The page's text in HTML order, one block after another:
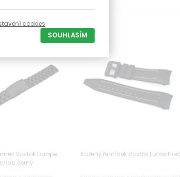
Vostok Europe
černý
Kožený řemínek Vostok Lunochod
cookies
SOUHLASÍM